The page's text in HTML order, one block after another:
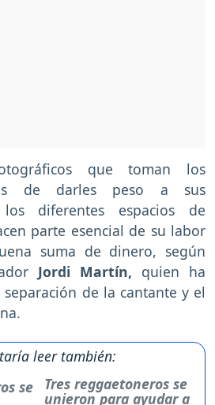
que toman los
de darles peso a sus
diferentes espacios de
parte esencial de su labor
suma de dinero, según
Jordi Martín, quien ha
de la cantante y el
leer también:
Tres reggaetoneros se
unieron para ayudar a